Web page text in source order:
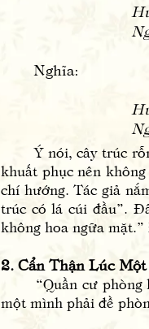
Nghĩa:
Ý nói, cây trúc rỗng
khuất phục nên
chí hướng. Tác giả
trúc có lá cúi đầu”.
không hoa ngữa
2. Cẩn Thận Lúc
“Quần cư phòng
một mình phải đề